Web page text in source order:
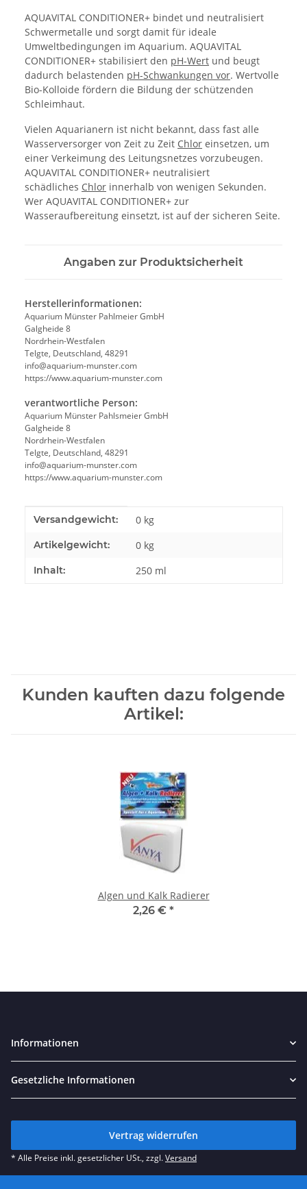
AQUAVITAL CONDITIONER+ bindet und neutralisiert
Schwermetalle und sorgt damit für ideale
Umweltbedingungen im Aquarium. AQUAVITAL
CONDITIONER+ stabilisiert den pH-Wert und beugt
dadurch belastenden pH-Schwankungen vor. Wertvolle
Bio-Kolloide fördern die Bildung der schützenden
Schleimhaut.
Vielen Aquarianern ist nicht bekannt, dass fast alle
Wasserversorger von Zeit zu Zeit Chlor einsetzen, um
einer Verkeimung des Leitungsnetzes vorzubeugen.
AQUAVITAL CONDITIONER+ neutralisiert
schädliches Chlor innerhalb von wenigen Sekunden.
Wer AQUAVITAL CONDITIONER+ zur
Wasseraufbereitung einsetzt, ist auf der sicheren Seite.
Angaben zur Produktsicherheit
Herstellerinformationen:
Aquarium Münster Pahlmeier GmbH
Galgheide 8
Nordrhein-Westfalen
Telgte, Deutschland, 48291
info@aquarium-munster.com
https://www.aquarium-munster.com
verantwortliche Person:
Aquarium Münster Pahlsmeier GmbH
Galgheide 8
Nordrhein-Westfalen
Telgte, Deutschland, 48291
info@aquarium-munster.com
https://www.aquarium-munster.com
Produkteigenschaft
Wert
Versandgewicht: 0 kg
Artikelgewicht: 0 kg
Inhalt: 250 ml
Kunden kauften dazu folgende
Artikel:
Algen und Kalk Radierer
2,26 € *
Informationen
Gesetzliche Informationen
Vertrag widerrufen
* Alle Preise inkl. gesetzlicher USt., zzgl.Versand